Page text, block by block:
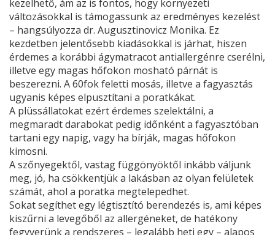
kezelhető, ám az is fontos, hogy környezeti
változásokkal is támogassunk az eredményes kezelést
– hangsúlyozza dr. Augusztinovicz Monika. Ez
kezdetben jelentősebb kiadásokkal is járhat, hiszen
érdemes a korábbi ágymatracot antiallergénre cserélni,
illetve egy magas hőfokon mosható párnát is
beszerezni. A 60fok feletti mosás, illetve a fagyasztás
ugyanis képes elpusztítani a poratkákat.
A plüssállatokat ezért érdemes szelektálni, a
megmaradt darabokat pedig időnként a fagyasztóban
tartani egy napig, vagy ha bírják, magas hőfokon
kimosni.
A szőnyegektől, vastag függönyöktől inkább váljunk
meg, jó, ha csökkentjük a lakásban az olyan felületek
számát, ahol a poratka megtelepedhet.
Sokat segíthet egy légtisztító berendezés is, ami képes
kiszűrni a levegőből az allergéneket, de hatékony
fegyverünk a rendszeres – legalább heti egy – alapos